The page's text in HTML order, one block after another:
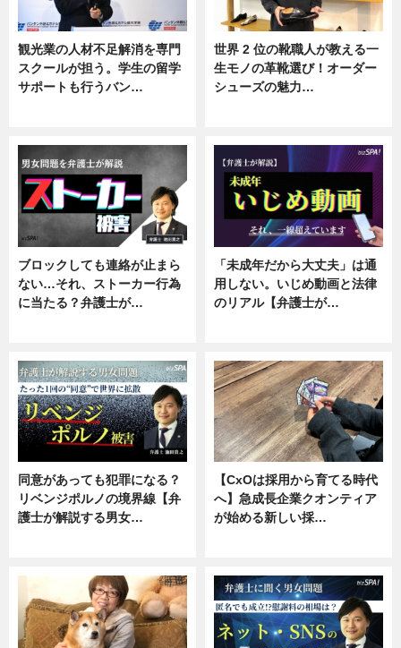
観光業の人材不足解消を専門
スクールが担う。学生の留学
サポートも行うバン…
世界 2 位の靴職人が教える一
生モノの革靴選び！オーダー
シューズの魅力…
ブロックしても連絡が止まら
ない…それ、ストーカー行為
に当たる？弁護士が…
「未成年だから大丈夫」は通
用しない。いじめ動画と法律
のリアル【弁護士が…
同意があっても犯罪になる？
リベンジポルノの境界線【弁
護士が解説する男女…
【CxOは採用から育てる時代
へ】急成長企業クオンティア
が始める新しい採…